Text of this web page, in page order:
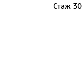
Стаж